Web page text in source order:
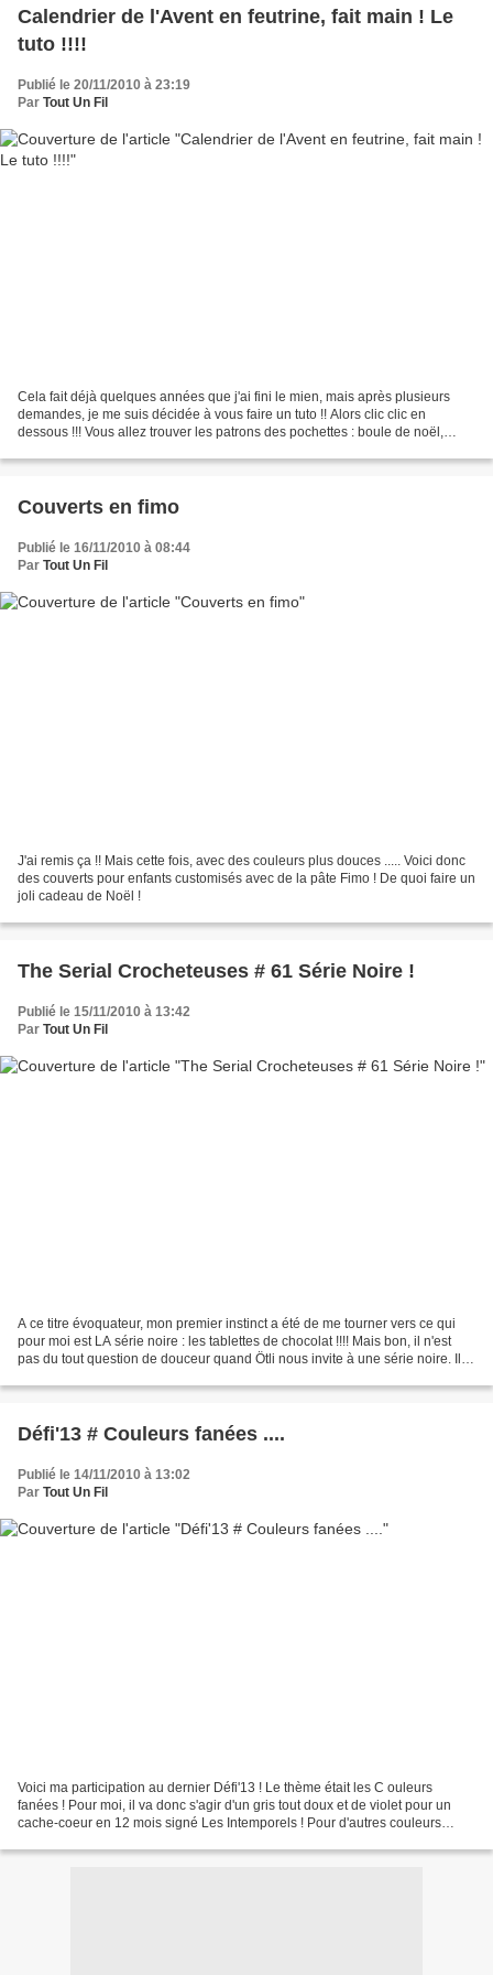
Calendrier de l'Avent en feutrine, fait main ! Le
tuto !!!!
Publié le 20/11/2010 à 23:19
Par Tout Un Fil
Cela fait déjà quelques années que j'ai fini le mien, mais après plusieurs
demandes, je me suis décidée à vous faire un tuto !! Alors clic clic en
dessous !!! Vous allez trouver les patrons des pochettes : boule de noël,
Couverts en fimo
Publié le 16/11/2010 à 08:44
Par Tout Un Fil
J'ai remis ça !! Mais cette fois, avec des couleurs plus douces ..... Voici donc
des couverts pour enfants customisés avec de la pâte Fimo ! De quoi faire un
joli cadeau de Noël !
The Serial Crocheteuses # 61 Série Noire !
Publié le 15/11/2010 à 13:42
Par Tout Un Fil
A ce titre évoquateur, mon premier instinct a été de me tourner vers ce qui
pour moi est LA série noire : les tablettes de chocolat !!!! Mais bon, il n'est
pas du tout question de douceur quand Ötli nous invite à une série noire. Il
Défi'13 # Couleurs fanées ....
Publié le 14/11/2010 à 13:02
Par Tout Un Fil
Voici ma participation au dernier Défi'13 ! Le thème était les C ouleurs
fanées ! Pour moi, il va donc s'agir d'un gris tout doux et de violet pour un
cache-coeur en 12 mois signé Les Intemporels ! Pour d'autres couleurs